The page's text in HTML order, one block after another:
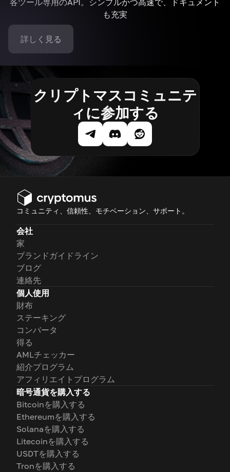
各ツール専用のAPI。シンプルかつ高速で、ドキュメント
も充実
詳しく見る
クリプトマスコミュニテ
ィに参加する
コミュニティ、信頼性、モチベーション、サポート。
会社
家
ブランドガイドライン
ブログ
連絡先
個人使用
財布
ステーキング
コンバータ
得る
AMLチェッカー
紹介プログラム
アフィリエイトプログラム
暗号通貨を購入する
Bitcoinを購入する
Ethereumを購入する
Solanaを購入する
Litecoinを購入する
USDTを購入する
Tronを購入する